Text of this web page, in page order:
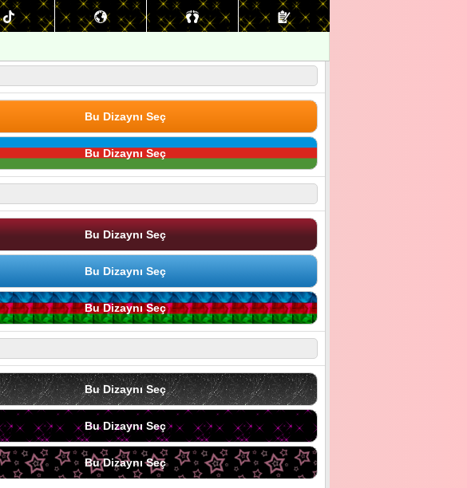
Bu Dizaynı Seç
Bu Dizaynı Seç
Bu Dizaynı Seç
Bu Dizaynı Seç
Bu Dizaynı Seç
Bu Dizaynı Seç
Bu Dizaynı Seç
Bu Dizaynı Seç